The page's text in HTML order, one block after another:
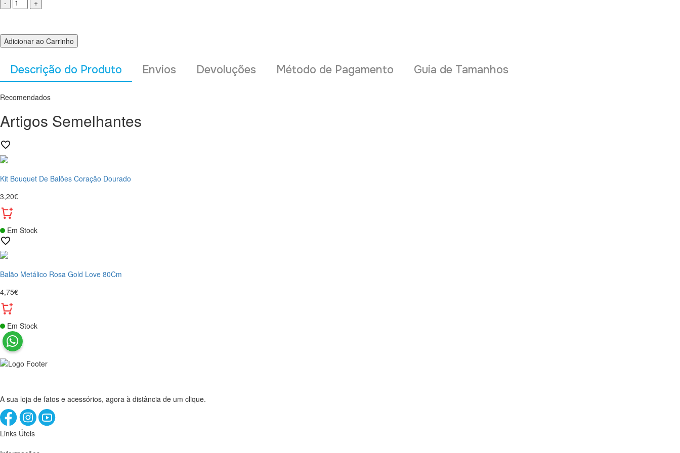
Adicionar ao Carrinho
Descrição do Produto Envios Devoluções Método de Pagamento Guia de Tamanhos
Recomendados
Artigos Semelhantes
Kit Bouquet De Balões Coração Dourado
3,20€
Em Stock
Balão Metálico Rosa Gold Love 80Cm
4,75€
Em Stock
A sua loja de fatos e acessórios, agora à distância de um clique.
Links Úteis